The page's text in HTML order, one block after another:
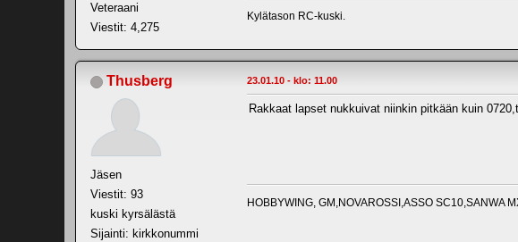
Veteraani
Viestit: 4,275
Kylätason RC-kuski.
Thusberg
Jäsen
Viestit: 93
kuski kyrsälästä
Sijainti: kirkkonummi
23.01.10 - klo: 11.00
Rakkaat lapset nukkuivat niinkin pitkään kuin
HOBBYWING, GM,NOVAROSSI,ASSO SC10,SANWA